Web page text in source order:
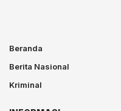
Beranda
Berita Nasional
Kriminal